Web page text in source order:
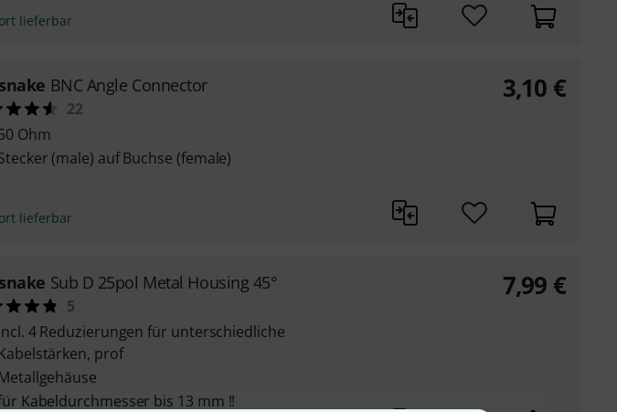
lieferbar
BNC Angle Connector
22
Ohm
(male) auf Buchse (female)
lieferbar
3,10 €
Sub D 25pol Metal Housing 45°
5
4 Reduzierungen für unterschiedliche
prof
Kabeldurchmesser bis 13 mm !!
7,99 €